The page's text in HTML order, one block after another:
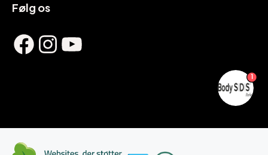
Følg os
Facebook
Instagram
YouTube
1